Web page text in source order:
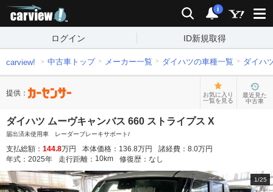
検索 通知
i
ログイン ID新規取得
carview! 中古車トップ メーカー一覧 ダイハツの車種一覧 ダイハ
提供：
お気に入り
一覧を見る
最近見た
中古車
ダイハツ ムーヴキャンバス 660 ストライプス X
届出済未使用車 レーダーブレーキサポート/
支払総額： 144.8万円 本体価格： 136.8万円 諸経費： 8.0万円
年式： 2025年 走行距離： 10km 修復歴： なし
1/25